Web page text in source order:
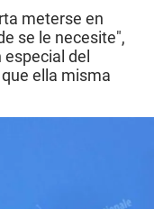
meterse en
se le necesite",
del
ella misma